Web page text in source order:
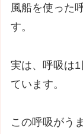
風船を使った
す。
実は、呼吸は
ています。
この呼吸がう